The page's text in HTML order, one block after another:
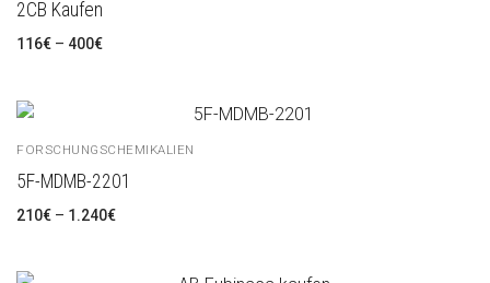
2CB Kaufen
116€ – 400€
FORSCHUNGSCHEMIKALIEN
5F-MDMB-2201
210€ – 1.240€